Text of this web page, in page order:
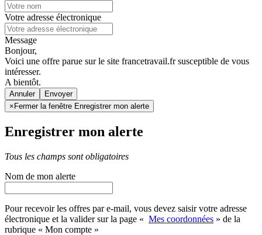
Votre adresse électronique
Message
Bonjour,
Voici une offre parue sur le site francetravail.fr susceptible de vous
intéresser.
A bientôt.
Annuler
× Fermer la fenêtre Enregistrer mon alerte
Enregistrer mon alerte
Tous les champs sont obligatoires
Nom de mon alerte
Pour recevoir les offres par e-mail, vous devez saisir votre adresse
électronique et la valider sur la page « Mes coordonnées » de la
rubrique « Mon compte »